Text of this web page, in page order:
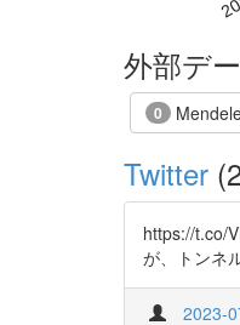
外部デ
0
Twitter
https://t.co/
が、トンネ
2023-